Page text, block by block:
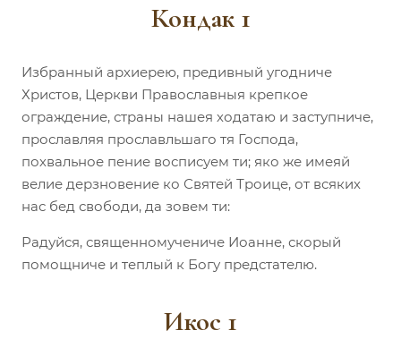
Кондак 1
Избранный архиерею, предивный угодниче
Христов, Церкви Православныя крепкое
ограждение, страны нашея ходатаю и заступниче,
прославляя прославльшаго тя Господа,
похвальное пение восписуем ти; яко же имеяй
велие дерзновение ко Святей Троице, от всяких
нас бед свободи, да зовем ти:
Радуйся, священномучениче Иоанне, скорый
помощниче и теплый к Богу предстателю.
Икос 1